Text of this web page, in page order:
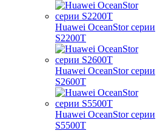
Huawei OceanStor серии
S2200T
Huawei OceanStor серии
S2600T
Huawei OceanStor серии
S5500T